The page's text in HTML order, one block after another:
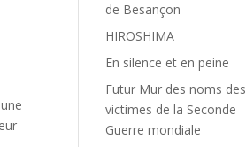
de Besançon
HIROSHIMA
En silence et en peine
Futur Mur des noms des
victimes de la Seconde
Guerre mondiale